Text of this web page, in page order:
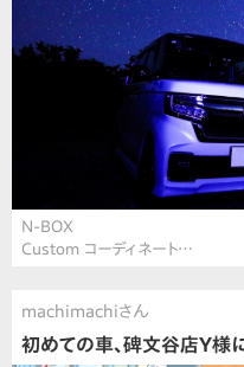
N-BOX
Custom コーディネート…
machimachiさん
初めての車、碑文谷店Y様